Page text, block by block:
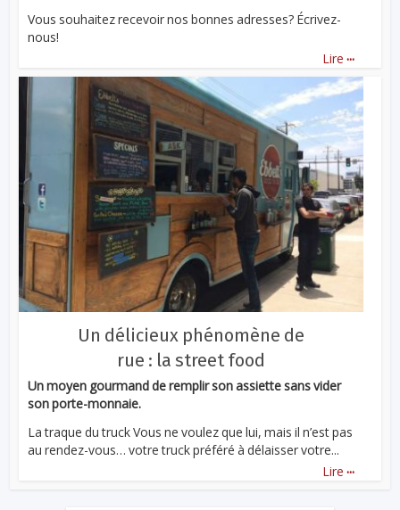
Vous souhaitez recevoir nos bonnes adresses? Écrivez-
nous!
Lire ...
Un délicieux phénomène de
rue : la street food
Un moyen gourmand de remplir son assiette sans vider
son porte-monnaie.
La traque du truck Vous ne voulez que lui, mais il n’est pas
au rendez-vous… votre truck préféré à délaisser votre...
Lire ...